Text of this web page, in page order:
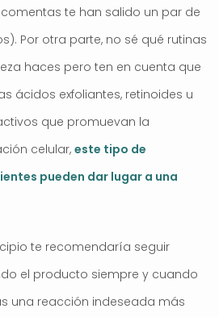
te han salido un par de
Por otra parte, no sé qué rutinas
haces pero ten en cuenta que
ácidos exfoliantes, retinoides u
que promuevan la
celular, este tipo de
pueden dar lugar a una
te recomendaría seguir
el producto siempre y cuando
una reacción indeseada más